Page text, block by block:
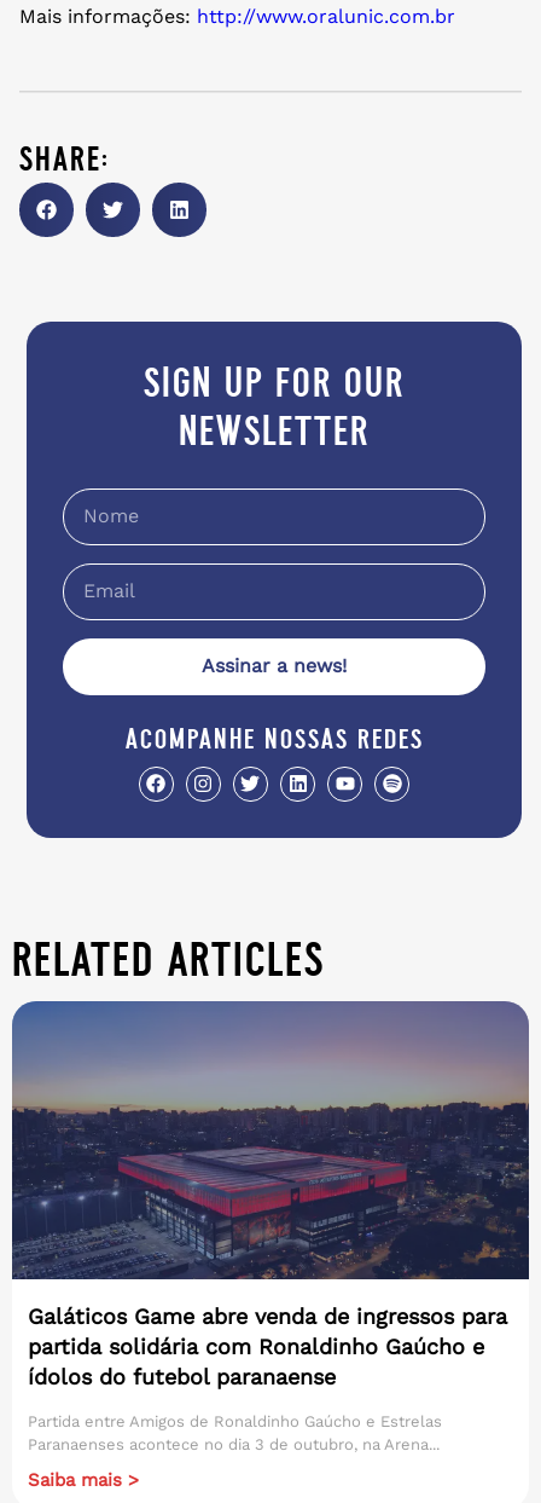
Mais informações: http://www.oralunic.com.br
share:
sign up for our
newsletter
Assinar a news!
acompanhe nossas redes
related articles
Galáticos Game abre venda de ingressos para
partida solidária com Ronaldinho Gaúcho e
ídolos do futebol paranaense
Partida entre Amigos de Ronaldinho Gaúcho e Estrelas
Paranaenses acontece no dia 3 de outubro, na Arena...
Saiba mais >